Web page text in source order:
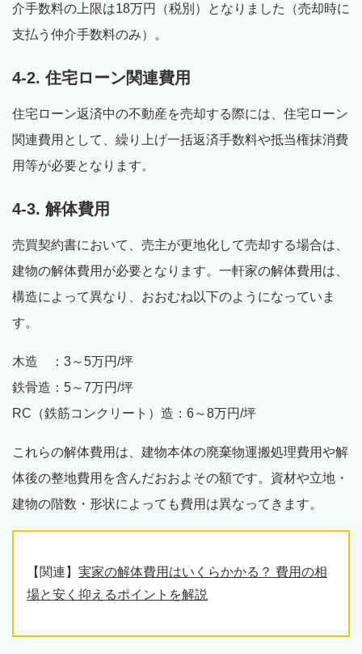
介手数料の上限は18万円（税別）となりました（売却時に
支払う仲介手数料のみ）。
4-2. 住宅ローン関連費用
住宅ローン返済中の不動産を売却する際には、住宅ローン
関連費用として、繰り上げ一括返済手数料や抵当権抹消費
用等が必要となります。
4-3. 解体費用
売買契約書において、売主が更地化して売却する場合は、
建物の解体費用が必要となります。一軒家の解体費用は、
構造によって異なり、おおむね以下のようになっていま
す。
木造 ：3～5万円/坪
鉄骨造：5～7万円/坪
RC（鉄筋コンクリート）造：6～8万円/坪
これらの解体費用は、建物本体の廃棄物運搬処理費用や解
体後の整地費用を含んだおおよその額です。資材や立地・
建物の階数・形状によっても費用は異なってきます。
【関連】 実家の解体費用はいくらかかる？ 費用の相
場と安く抑えるポイントを解説